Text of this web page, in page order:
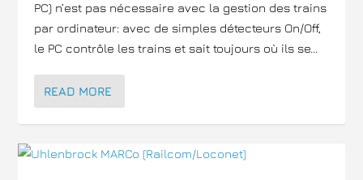
PC) n’est pas nécessaire avec la gestion des trains
par ordinateur: avec de simples détecteurs On/Off,
le PC contrôle les trains et sait toujours où ils se...
READ MORE